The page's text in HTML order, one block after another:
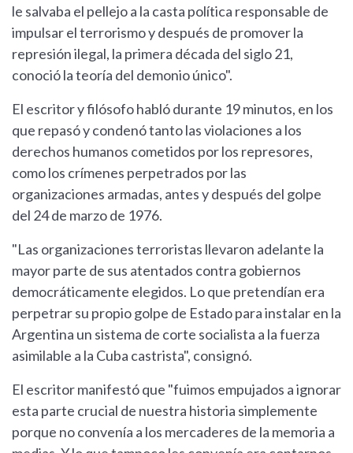
le salvaba el pellejo a la casta política responsable de
impulsar el terrorismo y después de promover la
represión ilegal, la primera década del siglo 21,
conoció la teoría del demonio único".
El escritor y filósofo habló durante 19 minutos, en los
que repasó y condenó tanto las violaciones a los
derechos humanos cometidos por los represores,
como los crímenes perpetrados por las
organizaciones armadas, antes y después del golpe
del 24 de marzo de 1976.
"Las organizaciones terroristas llevaron adelante la
mayor parte de sus atentados contra gobiernos
democráticamente elegidos. Lo que pretendían era
perpetrar su propio golpe de Estado para instalar en la
Argentina un sistema de corte socialista a la fuerza
asimilable a la Cuba castrista", consignó.
El escritor manifestó que "fuimos empujados a ignorar
esta parte crucial de nuestra historia simplemente
porque no convenía a los mercaderes de la memoria a